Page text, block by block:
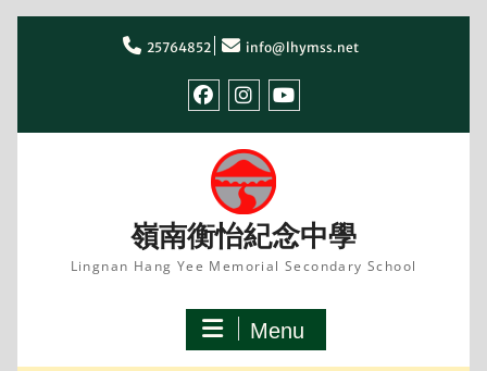
25764852 info@lhymss.net
嶺南衡怡紀念中學
Lingnan Hang Yee Memorial Secondary School
Menu